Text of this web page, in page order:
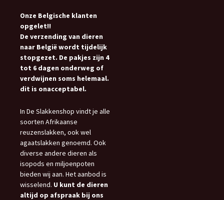
Onze Belgische klanten
opgelet!!
De verzending van dieren
naar België wordt tijdelijk
stopgezet. De pakjes zijn 4
tot 6 dagen onderweg of
verdwijnen soms helemaal.
dit is onacceptabel.
In De Slakkenshop vindt je alle
soorten Afrikaanse
reuzenslakken, ook wel
agaatslakken genoemd. Ook
diverse andere dieren als
isopods en miljoenpoten
bieden wij aan. Het aanbod is
wisselend. U kunt de dieren
altijd op afspraak bij ons